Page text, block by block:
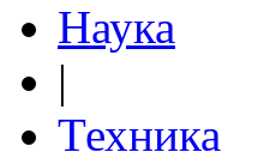
Наука
|
Техника